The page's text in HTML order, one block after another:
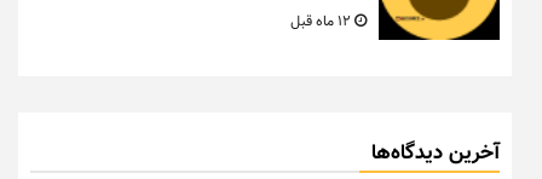
آخرین دیدگاه‌ها